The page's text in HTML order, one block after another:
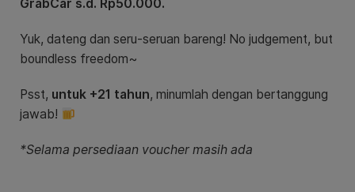
GrabCar s.d. Rp50.000.
Yuk, dateng dan seru-seruan bareng! No judgement, but
boundless freedom~
Psst, untuk +21 tahun, minumlah dengan bertanggung
jawab!
*Selama persediaan voucher masih ada